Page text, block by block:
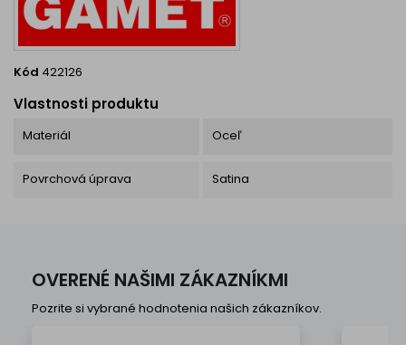
Kód 422126
Vlastnosti produktu
Materiál Oceľ
Povrchová úprava Satina
OVERENÉ NAŠIMI ZÁKAZNÍKMI
Pozrite si vybrané hodnotenia našich zákazníkov.